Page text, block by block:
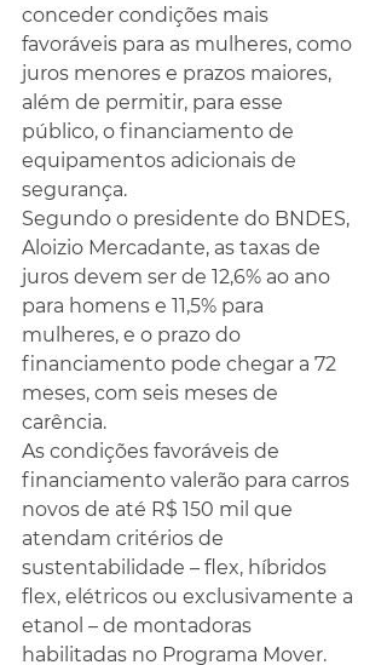
conceder condições mais
favoráveis para as mulheres, como
juros menores e prazos maiores,
além de permitir, para esse
público, o financiamento de
equipamentos adicionais de
segurança.
Segundo o presidente do BNDES,
Aloizio Mercadante, as taxas de
juros devem ser de 12,6% ao ano
para homens e 11,5% para
mulheres, e o prazo do
financiamento pode chegar a 72
meses, com seis meses de
carência.
As condições favoráveis de
financiamento valerão para carros
novos de até R$ 150 mil que
atendam critérios de
sustentabilidade – flex, híbridos
flex, elétricos ou exclusivamente a
etanol – de montadoras
habilitadas no Programa Mover.